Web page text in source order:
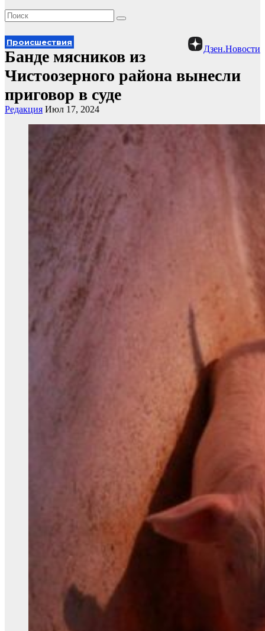
Дзен.Новости
Происшествия
Банде мясников из
Чистоозерного района вынесли
приговор в суде
Редакция Июл 17, 2024